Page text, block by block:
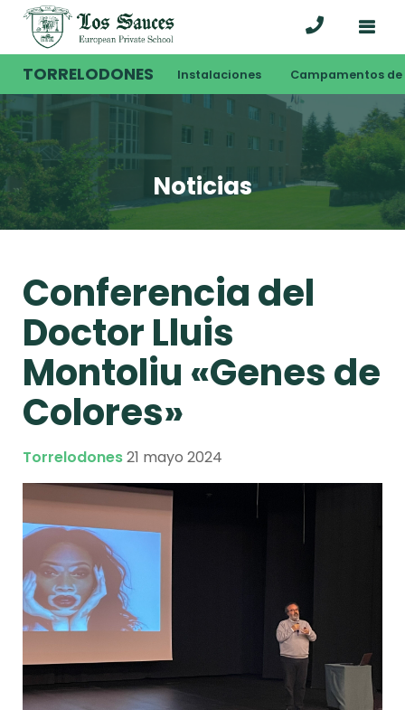
TORRELODONES Instalaciones Campamentos de
Noticias
Conferencia del
Doctor Lluis
Montoliu «Genes de
Colores»
Torrelodones21 mayo 2024